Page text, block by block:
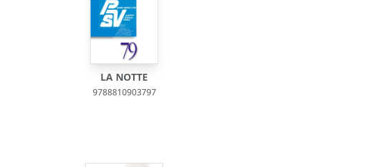
LA NOTTE
9788810903797